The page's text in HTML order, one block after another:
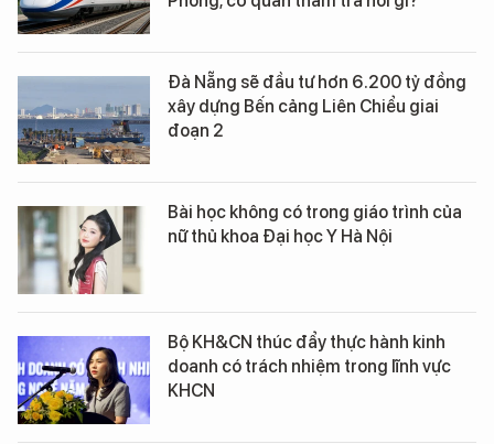
Đà Nẵng sẽ đầu tư hơn 6.200 tỷ đồng
xây dựng Bến cảng Liên Chiểu giai
đoạn 2
Bài học không có trong giáo trình của
nữ thủ khoa Đại học Y Hà Nội
Bộ KH&CN thúc đẩy thực hành kinh
doanh có trách nhiệm trong lĩnh vực
KHCN